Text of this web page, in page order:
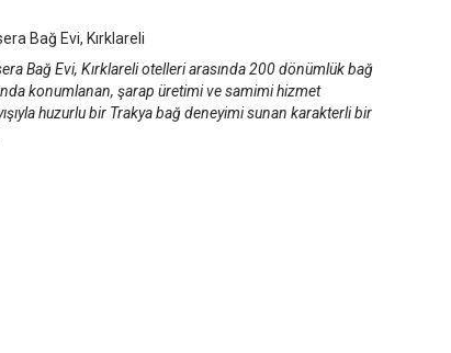
Bağ Evi, Kırklareli
Bağ Evi, Kırklareli otelleri arasında 200 dönümlük bağ
konumlanan, şarap üretimi ve samimi hizmet
huzurlu bir Trakya bağ deneyimi sunan karakterli bir